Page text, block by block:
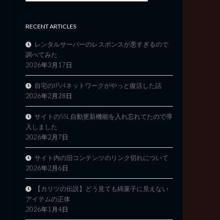
RECENT ARTICLES
レンタルサーバーのレスポンスが悪すぎるので
調べてみた
2026年3月17日
自宅のIPv4ネットワークがやっと復活した話
2026年2月28日
サイトのSSL自動更新機能を入れ忘れてたので導
入しました
2026年2月7日
サイト内の旧コンテンツのリンク切れについて
2026年2月6日
【カリツの伝説】どう見ても綿菓子に見えない
アイテムの正体
2026年1月4日